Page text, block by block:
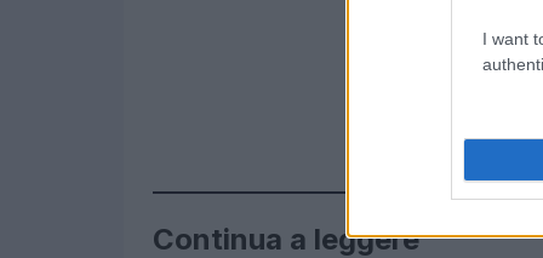
I want
Continua a leggere